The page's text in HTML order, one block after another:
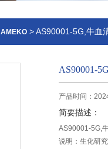
AMEKO > AS90001-5G,牛血
AS90001-
产品时间：
简要描述：
AS90001-5G,
说明：生化研